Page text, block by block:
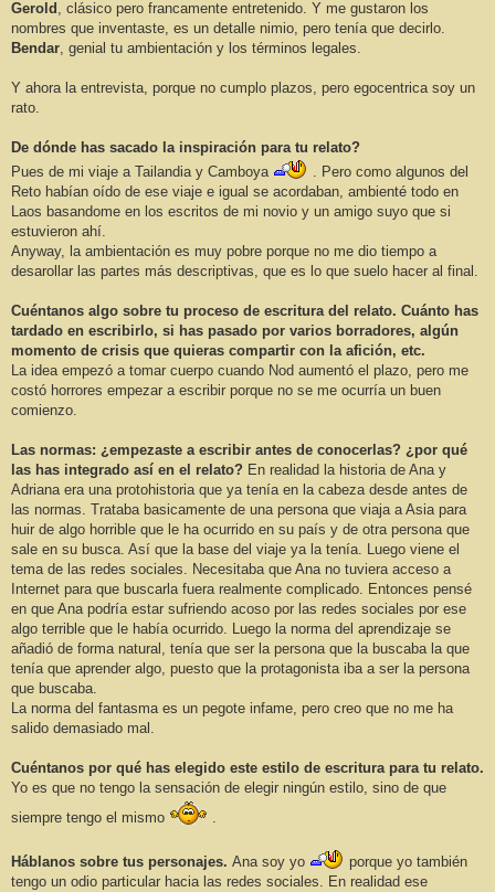
Gerold , clásico pero francamente entretenido. Y me gustaron los
nombres que inventaste, es un detalle nimio, pero tenía que decirlo.
Bendar, genial tu ambientación y los términos legales.
Y ahora la entrevista, porque no cumplo plazos, pero egocentrica soy un
rato.
De dónde has sacado la inspiración para tu relato?
Pues de mi viaje a Tailandia y Camboya
. Pero como algunos del
Reto habían oído de ese viaje e igual se acordaban, ambienté todo en
Laos basandome en los escritos de mi novio y un amigo suyo que si
estuvieron ahí.
Anyway, la ambientación es muy pobre porque no me dio tiempo a
desarollar las partes más descriptivas, que es lo que suelo hacer al final.
Cuéntanos algo sobre tu proceso de escritura del relato. Cuánto has
tardado en escribirlo, si has pasado por varios borradores, algún
momento de crisis que quieras compartir con la afición, etc.
La idea empezó a tomar cuerpo cuando Nod aumentó el plazo, pero me
costó horrores empezar a escribir porque no se me ocurría un buen
comienzo.
Las normas: ¿empezaste a escribir antes de conocerlas? ¿por qué
las has integrado así en el relato? En realidad la historia de Ana y
Adriana era una protohistoria que ya tenía en la cabeza desde antes de
las normas. Trataba basicamente de una persona que viaja a Asia para
huir de algo horrible que le ha ocurrido en su país y de otra persona que
sale en su busca. Así que la base del viaje ya la tenía. Luego viene el
tema de las redes sociales. Necesitaba que Ana no tuviera acceso a
Internet para que buscarla fuera realmente complicado. Entonces pensé
en que Ana podría estar sufriendo acoso por las redes sociales por ese
algo terrible que le había ocurrido. Luego la norma del aprendizaje se
añadió de forma natural, tenía que ser la persona que la buscaba la que
tenía que aprender algo, puesto que la protagonista iba a ser la persona
que buscaba.
La norma del fantasma es un pegote infame, pero creo que no me ha
salido demasiado mal.
Cuéntanos por qué has elegido este estilo de escritura para tu relato.
Yo es que no tengo la sensación de elegir ningún estilo, sino de que
siempre tengo el mismo
.
Háblanos sobre tus personajes. Ana soy yo
porque yo también
tengo un odio particular hacia las redes sociales. En realidad ese